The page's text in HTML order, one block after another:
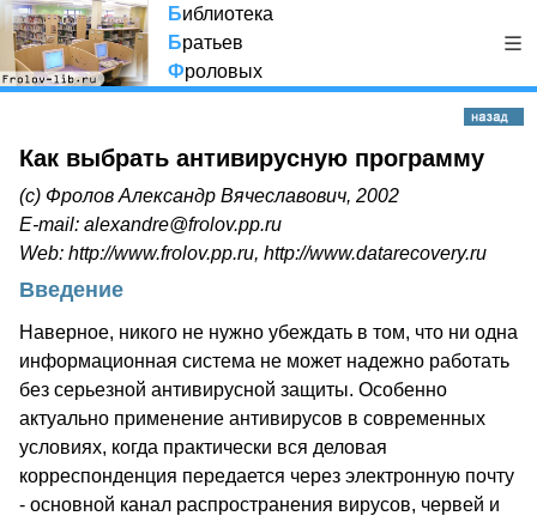
Библиотека
Братьев
Фроловых
Как выбрать антивирусную программу
(с) Фролов Александр Вячеславович, 2002
E-mail: alexandre@frolov.pp.ru
Web: http://www.frolov.pp.ru, http://www.datarecovery.ru
Введение
Наверное, никого не нужно убеждать в том, что ни одна
информационная система не может надежно работать
без серьезной антивирусной защиты. Особенно
актуально применение антивирусов в современных
условиях, когда практически вся деловая
корреспонденция передается через электронную почту
- основной канал распространения вирусов, червей и